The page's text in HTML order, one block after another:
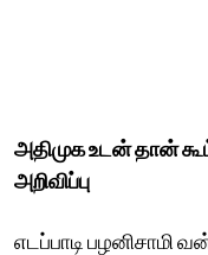
அதிமுக உடன் தான்
அறிவிப்பு
எடப்பாடி பழனிசாமி